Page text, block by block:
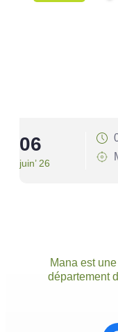
06
juin’ 26
Mana est
département